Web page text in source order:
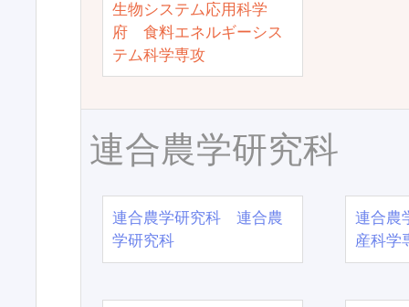
生物システム応用科学
府 食料エネルギーシス
テム科学専攻
連合農学研究科
連合農学研究科 連合農
学研究科
連合農
産科学